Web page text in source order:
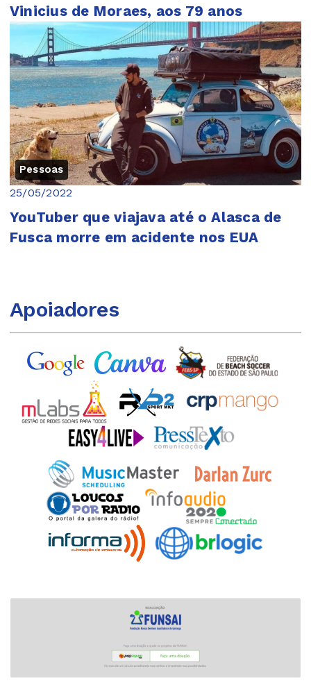
Vinicius de Moraes, aos 79 anos
Pessoas
25/05/2022
YouTuber que viajava até o Alasca de
Fusca morre em acidente nos EUA
Apoiadores